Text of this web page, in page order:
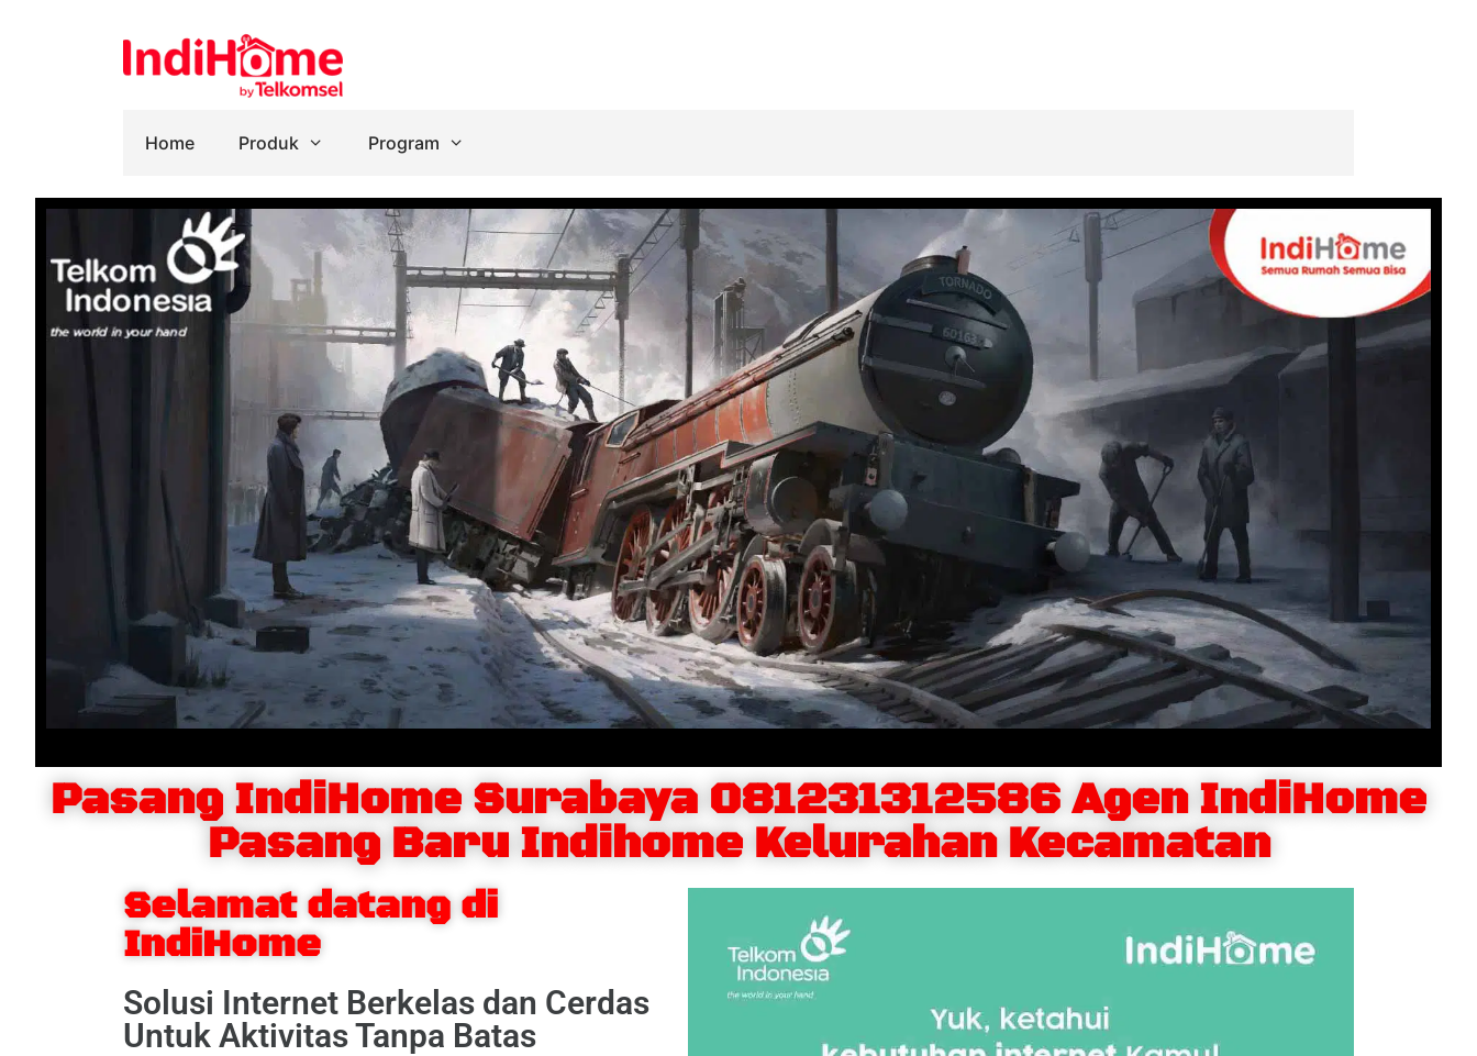
Home Produk Program
Pasang IndiHome Surabaya 081231312586 Agen IndiHome
Pasang Baru Indihome Kelurahan Kecamatan
Selamat datang di
IndiHome
Solusi Internet Berkelas dan Cerdas
Untuk Aktivitas Tanpa Batas